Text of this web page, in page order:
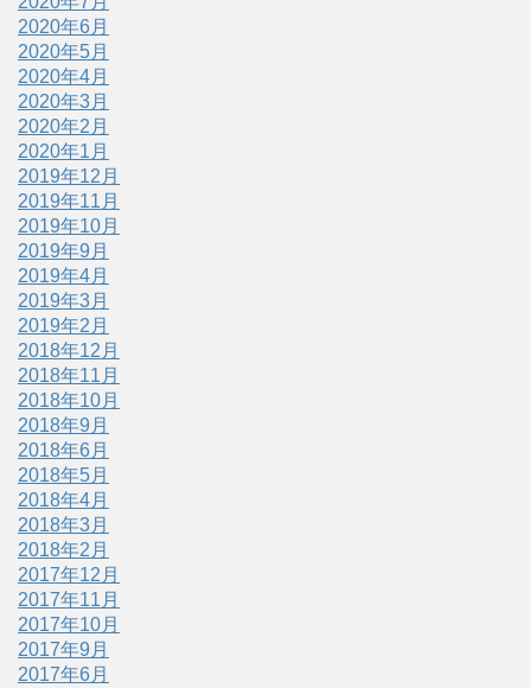
2020年6月
2020年5月
2020年4月
2020年3月
2020年2月
2020年1月
2019年12月
2019年11月
2019年10月
2019年9月
2019年4月
2019年3月
2019年2月
2018年12月
2018年11月
2018年10月
2018年9月
2018年6月
2018年5月
2018年4月
2018年3月
2018年2月
2017年12月
2017年11月
2017年10月
2017年9月
2017年6月